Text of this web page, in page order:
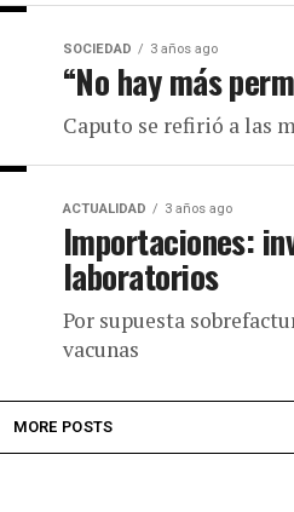
SOCIEDAD 3 años ago
“No hay más
Caputo se refirió a las
ACTUALIDAD 3 años ago
Importaciones:
laboratorios
Por supuesta
vacunas
MORE POSTS